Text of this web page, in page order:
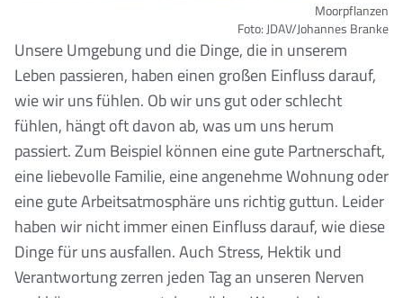
Moorpflanzen
Foto: JDAV/Johannes Branke
Unsere Umgebung und die Dinge, die in unserem
Leben passieren, haben einen großen Einfluss darauf,
wie wir uns fühlen. Ob wir uns gut oder schlecht
fühlen, hängt oft davon ab, was um uns herum
passiert. Zum Beispiel können eine gute Partnerschaft,
eine liebevolle Familie, eine angenehme Wohnung oder
eine gute Arbeitsatmosphäre uns richtig guttun. Leider
haben wir nicht immer einen Einfluss darauf, wie diese
Dinge für uns ausfallen. Auch Stress, Hektik und
Verantwortung zerren jeden Tag an unseren Nerven